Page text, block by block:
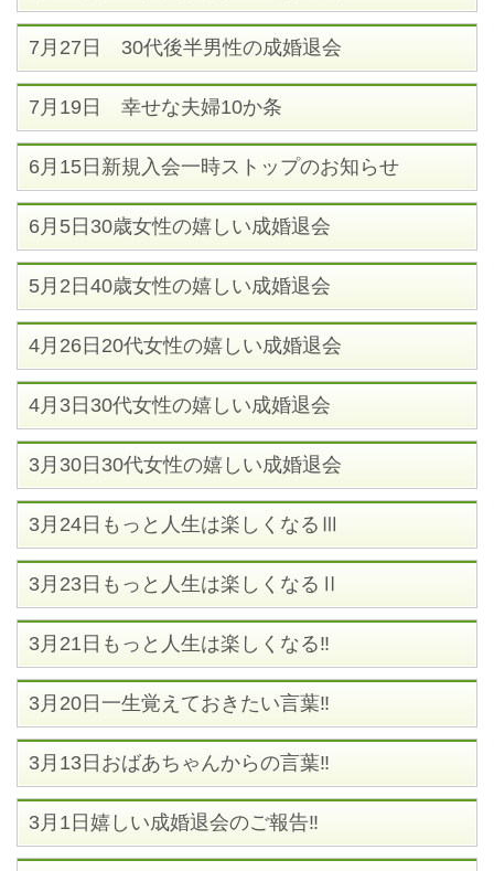
7月27日 30代後半男性の成婚退会
7月19日 幸せな夫婦10か条
6月15日新規入会一時ストップのお知らせ
6月5日30歳女性の嬉しい成婚退会
5月2日40歳女性の嬉しい成婚退会
4月26日20代女性の嬉しい成婚退会
4月3日30代女性の嬉しい成婚退会
3月30日30代女性の嬉しい成婚退会
3月24日もっと人生は楽しくなるⅢ
3月23日もっと人生は楽しくなるⅡ
3月21日もっと人生は楽しくなる‼
3月20日一生覚えておきたい言葉‼
3月13日おばあちゃんからの言葉‼
3月1日嬉しい成婚退会のご報告‼